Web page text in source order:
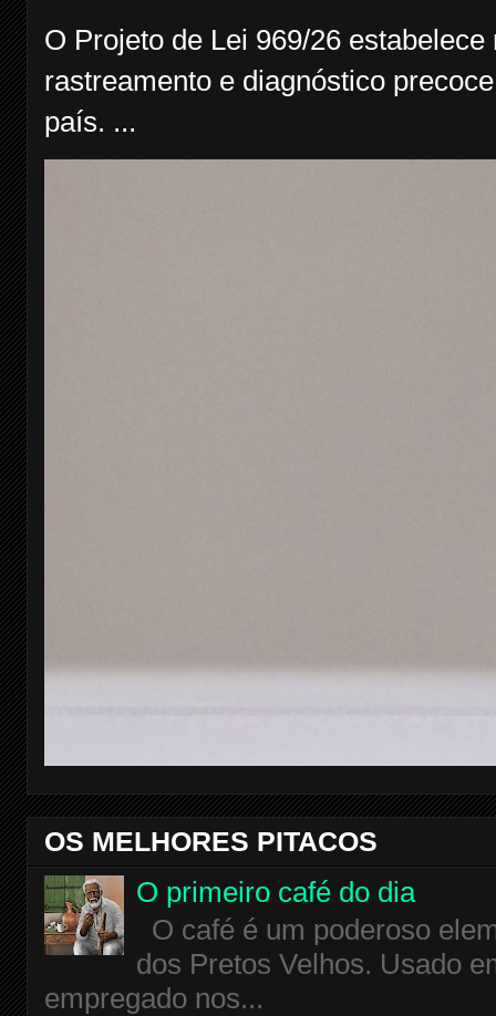
O Projeto de Lei 969/26
rastreamento e diagnóstico
país. ...
OS MELHORES PITACOS
O primeiro café do dia
O café é um poderoso
dos Pretos Velhos. Usado
empregado nos...